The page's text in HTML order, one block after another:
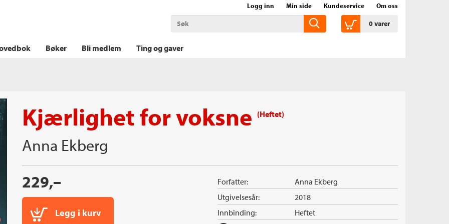
Logg inn Min side Kundeservice Om oss
0varer
Bøker Bli medlem Ting og gaver
Kjærlighet for voksne (Heftet)
Anna Ekberg
229,–
Legg i kurv
Forfatter: Anna Ekberg
Innbinding: Heftet
Utgivelsesår: 2018